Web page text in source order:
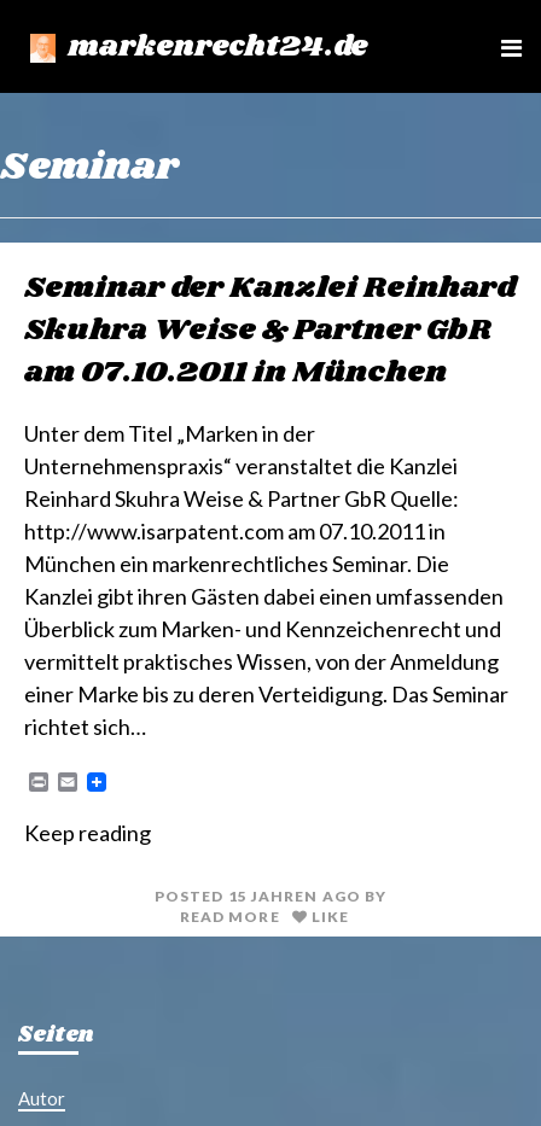
markenrecht24.de
e
Seminar
Seminar der Kanzlei Reinhard
Skuhra Weise & Partner GbR
am 07.10.2011 in München
Unter dem Titel „Marken in der
Unternehmenspraxis“ veranstaltet die Kanzlei
Reinhard Skuhra Weise & Partner GbR Quelle:
http://www.isarpatent.com am 07.10.2011 in
München ein markenrechtliches Seminar. Die
Kanzlei gibt ihren Gästen dabei einen umfassenden
Überblick zum Marken- und Kennzeichenrecht und
vermittelt praktisches Wissen, von der Anmeldung
einer Marke bis zu deren Verteidigung. Das Seminar
richtet sich…
n
E
i
Keep reading
POSTED 15 JAHREN AGO BY
READ MORE
LIKE
Seiten
Autor